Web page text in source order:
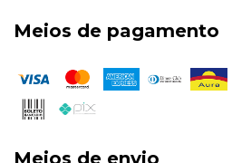
Meios de pagamento
Meios de envio